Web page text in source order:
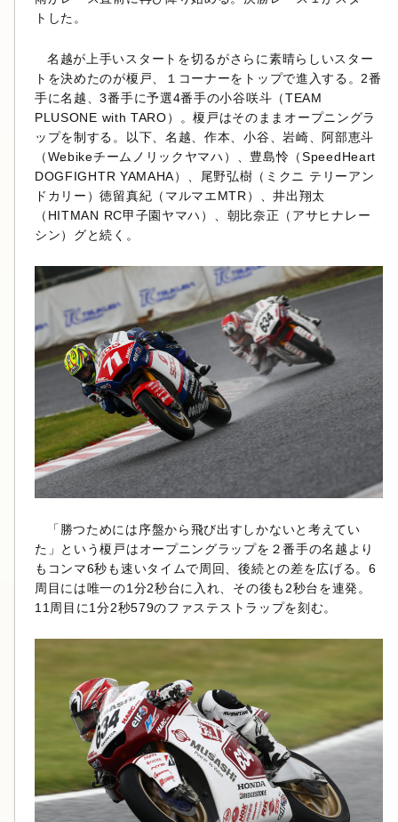
トした。
名越が上手いスタートを切るがさらに素晴らしいスター
トを決めたのが榎戸、１コーナーをトップで進入する。2番
手に名越、3番手に予選4番手の小谷咲斗（TEAM
PLUSONE with TARO）。榎戸はそのままオープニングラ
ップを制する。以下、名越、作本、小谷、岩崎、阿部恵斗
（Webikeチームノリックヤマハ）、豊島怜（SpeedHeart
DOGFIGHTR YAMAHA）、尾野弘樹（ミクニ テリーアン
ドカリー）徳留真紀（マルマエMTR）、井出翔太
（HITMAN RC甲子園ヤマハ）、朝比奈正（アサヒナレー
シン）グと続く。
「勝つためには序盤から飛び出すしかないと考えてい
た」という榎戸はオープニングラップを２番手の名越より
もコンマ6秒も速いタイムで周回、後続との差を広げる。6
周目には唯一の1分2秒台に入れ、その後も2秒台を連発。
11周目に1分2秒579のファステストラップを刻む。